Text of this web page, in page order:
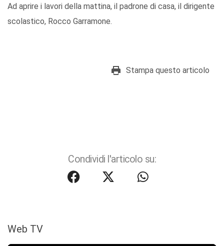
Ad aprire i lavori della mattina, il padrone di casa, il dirigente
scolastico, Rocco Garramone.
Stampa questo articolo
Condividi l'articolo su:
Web TV